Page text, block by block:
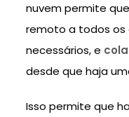
nuvem permite
remoto a todos os
necessários, e
desde que haja
Isso permite que